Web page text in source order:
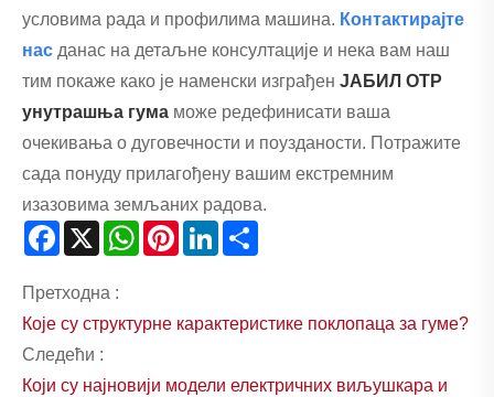
условима рада и профилима машина. Контактирајте
нас данас на детаљне консултације и нека вам наш
тим покаже како је наменски изграђен ЈАБИЛ ОТР
унутрашња гума може редефинисати ваша
очекивања о дуговечности и поузданости. Потражите
сада понуду прилагођену вашим екстремним
изазовима земљаних радова.
Facebook
X WhatsAppPinterestLinkedIn
Претходна :
Које су структурне карактеристике поклопаца за гуме?
Следећи :
Који су најновији модели електричних виљушкара и